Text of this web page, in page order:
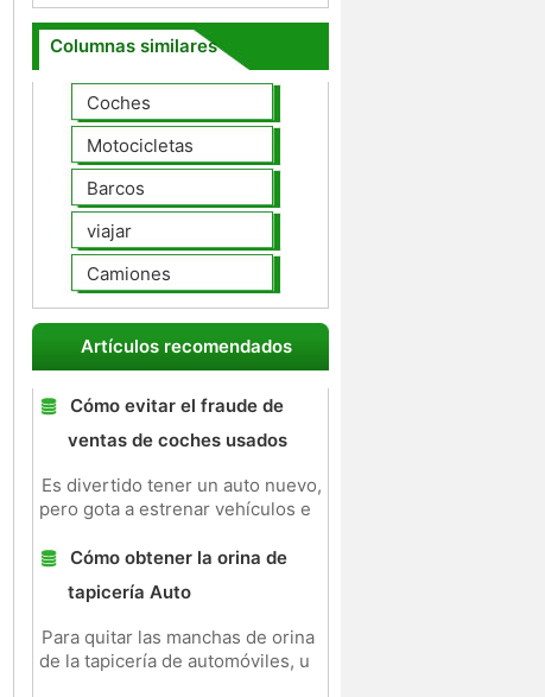
Columnas similares
Coches
Motocicletas
Barcos
viajar
Camiones
Artículos recomendados
Cómo evitar el fraude de
ventas de coches usados ​​
Es divertido tener un auto nuevo,
pero gota a estrenar vehículos e
Cómo obtener la orina de
tapicería Auto
Para quitar las manchas de orina
de la tapicería de automóviles, u